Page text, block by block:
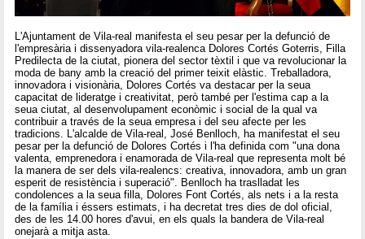
L'Ajuntament de Vila-real manifesta el seu pesar per la defunció de
l'empresària i dissenyadora vila-realenca Dolores Cortés Goterris, Filla
Predilecta de la ciutat, pionera del sector tèxtil i que va revolucionar la
moda de bany amb la creació del primer teixit elàstic. Treballadora,
innovadora i visionària, Dolores Cortés va destacar per la seua
capacitat de lideratge i creativitat, però també per l'estima cap a la
seua ciutat, al desenvolupament econòmic i social de la qual va
contribuir a través de la seua empresa i del seu afecte per les
tradicions. L'alcalde de Vila-real, José Benlloch, ha manifestat el seu
pesar per la defunció de Dolores Cortés i l'ha definida com "una dona
valenta, emprenedora i enamorada de Vila-real que representa molt bé
la manera de ser dels vila-realencs: creativa, innovadora, amb un gran
esperit de resistència i superació". Benlloch ha traslladat les
condolences a la seua filla, Dolores Font Cortés, als nets i a la resta
de la família i éssers estimats, i ha decretat tres dies de dol oficial,
des de les 14.00 hores d'avui, en els quals la bandera de Vila-real
onejarà a mitja asta.